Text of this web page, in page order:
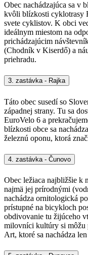
Obec nachádzajúca sa v
kvôli blízkosti cyklotrasy
svete cyklistov. K obci
ideálnym miestom na
prichádzajúcim
(Chodník v Kiserdő) a
priehradu.
3. zastávka - Rajka
Táto obec susedí so
západnej strany. Tu sa
EuroVelo 6 a
blízkosti obce sa
železnú oponu, ktorá
4. zastávka - Čunovo
Obec ležiaca najbližšie k
najmä jej prírodnými
nachádza ornitologická
prístupné na bicykloch
obdivovanie tu žijúceho
milovníci kultúry si môžu
Art, ktoré sa nachádza